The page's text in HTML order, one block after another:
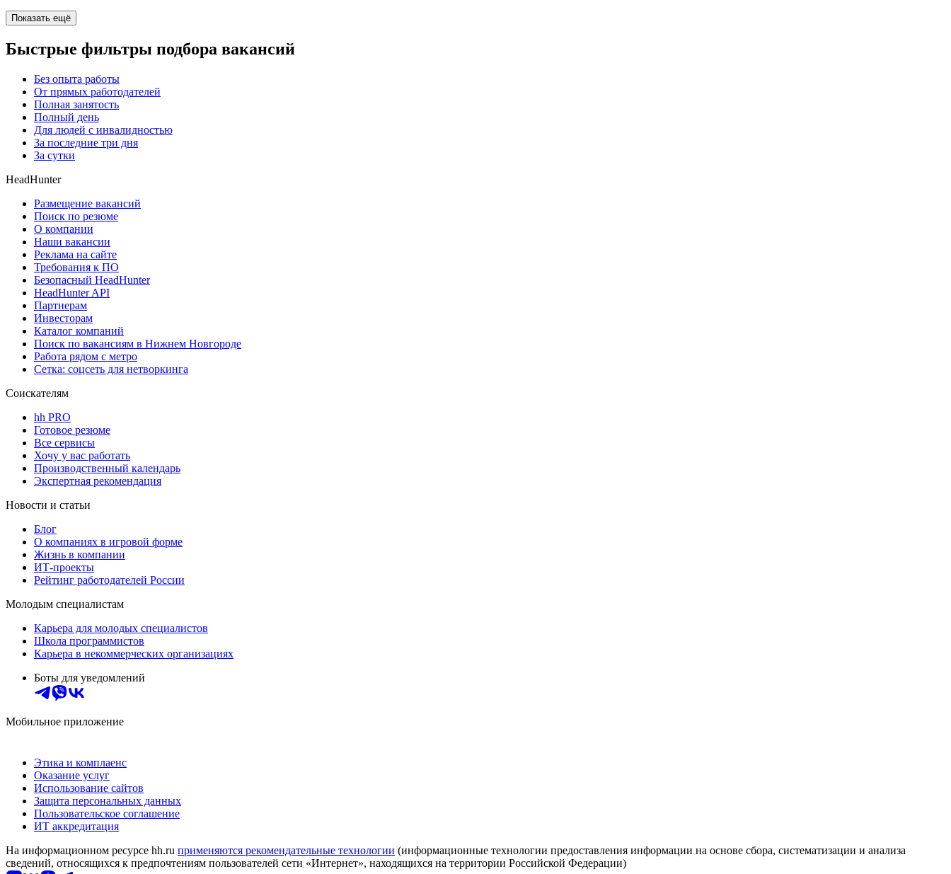
Показать ещё
Быстрые фильтры подбора вакансий
Без опыта работы
От прямых работодателей
Полная занятость
Полный день
Для людей с инвалидностью
За последние три дня
За сутки
HeadHunter
Размещение вакансий
Поиск по резюме
О компании
Наши вакансии
Реклама на сайте
Требования к ПО
Безопасный HeadHunter
HeadHunter API
Партнерам
Инвесторам
Каталог компаний
Поиск по вакансиям в Нижнем Новгороде
Работа рядом с метро
Сетка: соцсеть для нетворкинга
Соискателям
hh PRO
Готовое резюме
Все сервисы
Хочу у вас работать
Производственный календарь
Экспертная рекомендация
Новости и статьи
Блог
О компаниях в игровой форме
Жизнь в компании
ИТ-проекты
Рейтинг работодателей России
Молодым специалистам
Карьера для молодых специалистов
Школа программистов
Карьера в некоммерческих организациях
Боты для уведомлений
Мобильное приложение
Этика и комплаенс
Оказание услуг
Использование сайтов
Защита персональных данных
Пользовательское соглашение
ИТ аккредитация
На информационном ресурсе hh.ru применяются рекомендательные технологии (информационные технологии предоставления информации на основе сбора, систематизации и анализа
сведений, относящихся к предпочтениям пользователей сети «Интернет», находящихся на территории Российской Федерации)